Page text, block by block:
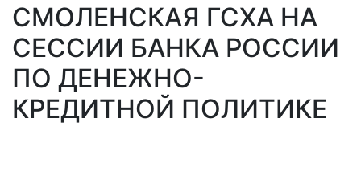
СМОЛЕНСКАЯ ГСХА НА
СЕССИИ БАНКА РОССИИ
ПО ДЕНЕЖНО-
КРЕДИТНОЙ ПОЛИТИКЕ